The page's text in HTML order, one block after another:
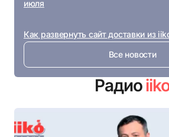
июля
Как развернуть сайт доставки из
Все новости
Радио